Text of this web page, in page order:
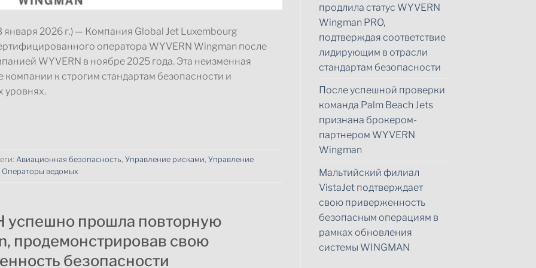
2026 г.) — Компания Global Jet Luxembourg
оператора WYVERN Wingman после
WYVERN в ноябре 2025 года. Эта неизменная
к строгим стандартам безопасности и
уровнях.
Авиационная безопасность, Управление рисками, Управление
Операторы ведомых
успешно прошла повторную
продемонстрировав свою
безопасности
продлила статус WYVERN
Wingman PRO,
подтверждая соответствие
лидирующим в отрасли
стандартам безопасности
После успешной проверки
команда Palm Beach Jets
признана брокером-
партнером WYVERN
Wingman
Мальтийский филиал
VistaJet подтверждает
свою приверженность
безопасным операциям в
рамках обновления
системы WINGMAN